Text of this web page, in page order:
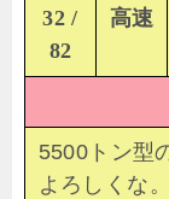
32 /
82
高速
5500トン型
よろしくな。